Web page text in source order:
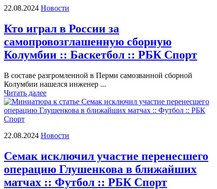
22.08.2024 Новости
Кто играл в России за
самопровозглашенную сборную
Колумбии :: Баскетбол :: РБК Спорт
В составе разгромленной в Перми самозванной сборной
Колумбии нашелся инженер ...
Читать далее
22.08.2024 Новости
Семак исключил участие перенесшего
операцию Глушенкова в ближайших
матчах :: Футбол :: РБК Спорт